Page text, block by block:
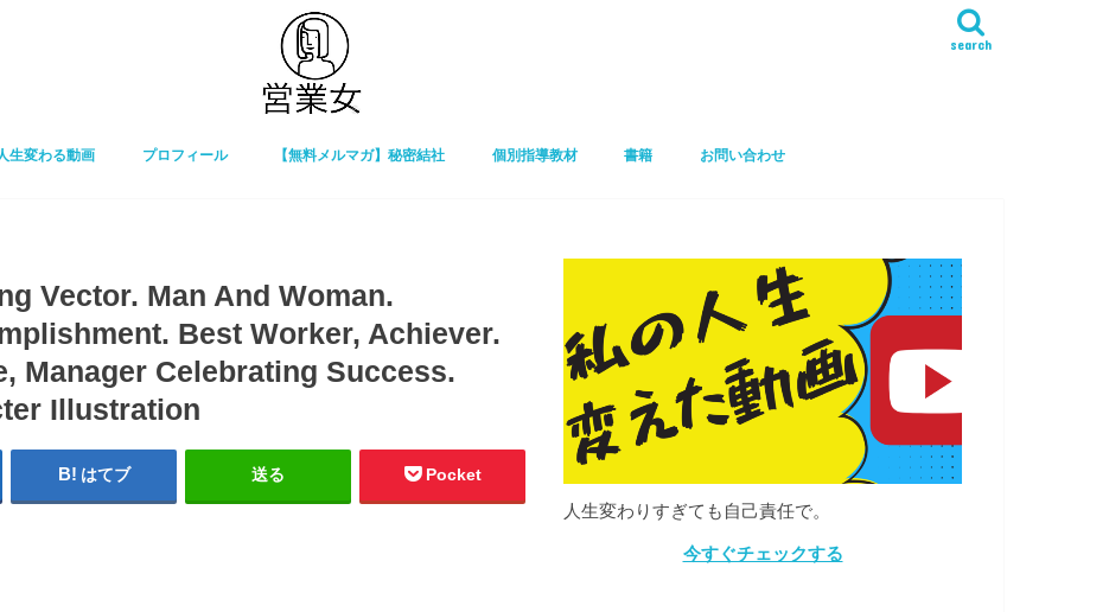
search
生変わる動画 プロフィール 【無料メルマガ】秘密結社 個別指導教材 書籍 お問い合わせ
Vector. Man And Woman.
Best Worker, Achiever.
Manager Celebrating Success.
Illustration
はてブ 送る Pocket
人生変わりすぎても自己責任で。
今すぐチェックする